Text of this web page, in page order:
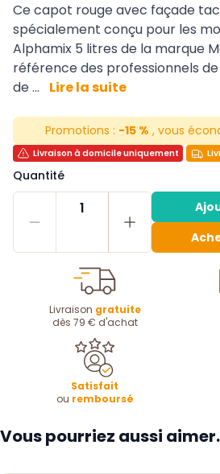
Ce capot rouge avec façade
spécialement conçu pour les
Alphamix 5 litres de la marque
référence des professionnels
de ...
Lire la suite
Promotions : -15 % , vous
Livraison à domicile uniquement
Quantité
1
Livraison gratuite
dès 79 € d'achat
Satisfait
ou remboursé
Vous pourriez aussi